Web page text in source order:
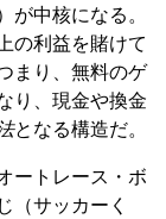
中核になる。
の利益を賭けて
まり、無料のゲ
り、現金や換金
となる構造だ。
ートレース・ボ
（サッカーく